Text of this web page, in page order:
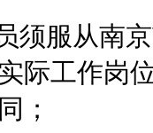
服从南京
际工作岗
；